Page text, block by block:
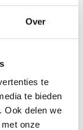
Over
te
te bieden
Ook delen we
onze